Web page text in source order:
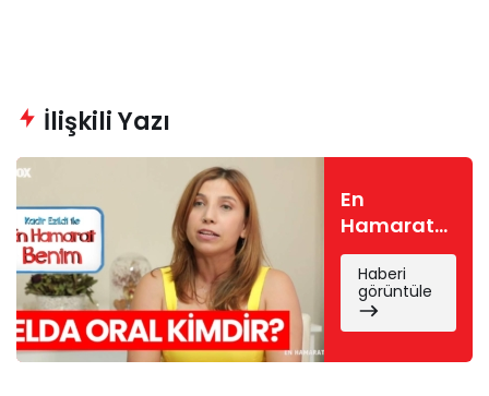
İlişkili Yazı
En
Hamarat
Benim
Selda
kimdir?
Selda Oral
nereli, kaç
Haberi
görüntüle